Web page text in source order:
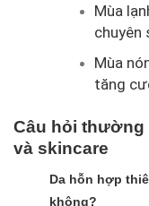
Mùa
chuyên
Mùa
tăng
Câu hỏi thường
và skincare
Da hỗn hợp
không?